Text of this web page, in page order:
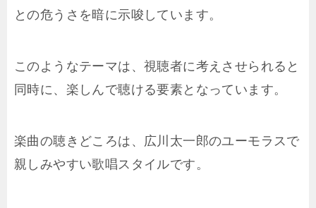
との危うさを暗に示唆しています。
このようなテーマは、視聴者に考えさせられると
同時に、楽しんで聴ける要素となっています。
楽曲の聴きどころは、広川太一郎のユーモラスで
親しみやすい歌唱スタイルです。